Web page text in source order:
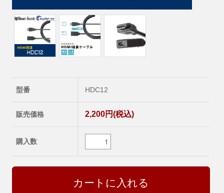
型番 HDC12
販売価格 2,200円(税込)
購入数